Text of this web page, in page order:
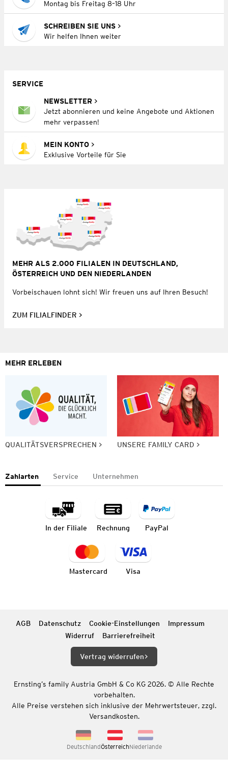
Montag bis Freitag 8–18 Uhr
SCHREIBEN SIE UNS
Wir helfen Ihnen weiter
SERVICE
NEWSLETTER
Jetzt abonnieren und keine Angebote und Aktionen
mehr verpassen!
MEIN KONTO
Exklusive Vorteile für Sie
MEHR ALS 2.000 FILIALEN IN DEUTSCHLAND,
ÖSTERREICH UND DEN NIEDERLANDEN
Vorbeischauen lohnt sich! Wir freuen uns auf Ihren Besuch!
ZUM FILIALFINDER
MEHR ERLEBEN
QUALITÄTSVERSPRECHEN UNSERE FAMILY CARD
Zahlarten Service Unternehmen
In der Filiale Rechnung PayPal
Mastercard Visa
AGB Datenschutz Cookie-Einstellungen
Impressum
Widerruf
Barrierefreiheit
Vertrag widerrufen
Ernsting’s family Austria GmbH & Co KG 2026. © Alle Rechte
vorbehalten.
Alle Preise verstehen sich inklusive der Mehrwertsteuer, zzgl.
Versandkosten.
DeutschlandÖsterreichNiederlande